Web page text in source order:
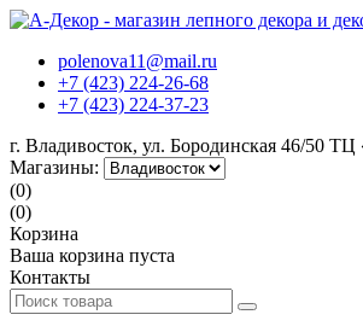
polenova11@mail.ru
+7 (423) 224-26-68
+7 (423) 224-37-23
г. Владивосток, ул. Бородинская 46/50
Магазины:
(0)
(0)
Корзина
Ваша корзина пуста
Контакты